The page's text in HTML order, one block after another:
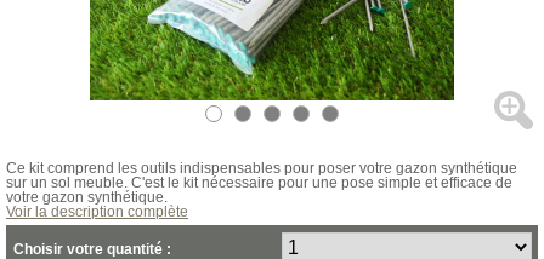
Ce kit comprend les outils indispensables pour poser votre gazon synthétique
sur un sol meuble. C'est le kit nécessaire pour une pose simple et efficace de
votre gazon synthétique.
Voir la description complète
Choisir votre quantité :